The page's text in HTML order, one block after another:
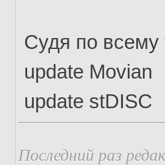
Судя по всему
update Movian
update stDISC
Последний раз